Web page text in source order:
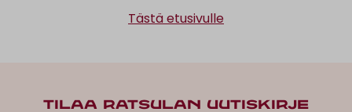
Tästä etusivulle
TILAA RATSULAN UUTISKIRJE